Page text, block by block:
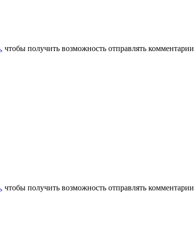
, чтобы получить возможность отправлять комментарии
, чтобы получить возможность отправлять комментарии